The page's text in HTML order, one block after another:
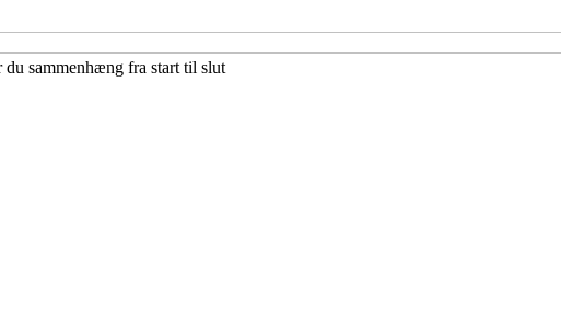
du sammenhæng fra start til slut